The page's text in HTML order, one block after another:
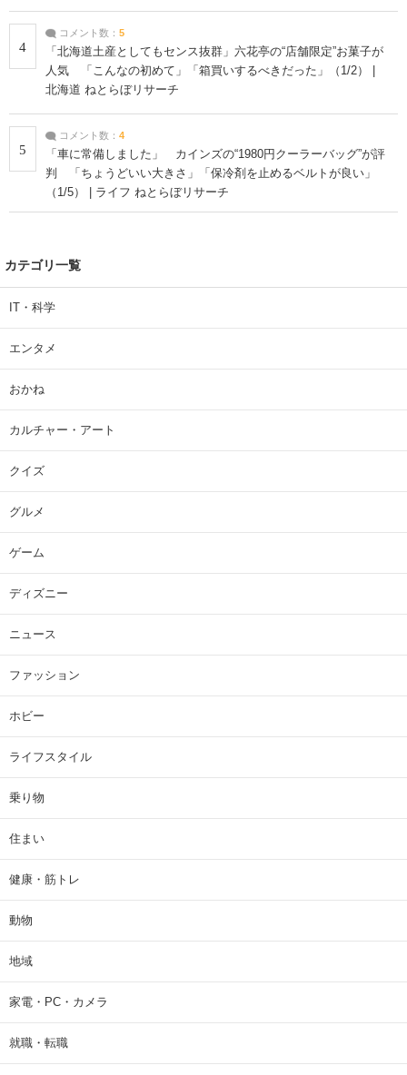
4
コメント数： 5
「北海道土産としてもセンス抜群」六花亭の“店舗限定”お菓子が
人気 「こんなの初めて」「箱買いするべきだった」（1/2） |
北海道 ねとらぼリサーチ
5
コメント数： 4
「車に常備しました」 カインズの“1980円クーラーバッグ”が評
判 「ちょうどいい大きさ」「保冷剤を止めるベルトが良い」
（1/5） | ライフ ねとらぼリサーチ
カテゴリ一覧
IT・科学
エンタメ
おかね
カルチャー・アート
クイズ
グルメ
ゲーム
ディズニー
ニュース
ファッション
ホビー
ライフスタイル
乗り物
住まい
健康・筋トレ
動物
地域
家電・PC・カメラ
就職・転職